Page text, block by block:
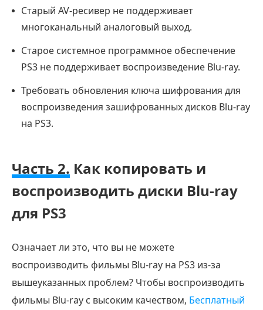
Старый AV-ресивер не поддерживает
многоканальный аналоговый выход.
Старое системное программное обеспечение
PS3 не поддерживает воспроизведение Blu-ray.
Требовать обновления ключа шифрования для
воспроизведения зашифрованных дисков Blu-ray
на PS3.
Часть 2. Как копировать и
воспроизводить диски Blu-ray
для PS3
Означает ли это, что вы не можете
воспроизводить фильмы Blu-ray на PS3 из-за
вышеуказанных проблем? Чтобы воспроизводить
фильмы Blu-ray с высоким качеством, Бесплатный